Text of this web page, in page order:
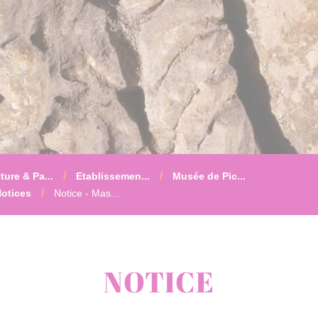
& Pa... Etablissemen...
Musée de Pic...
Notice - Mas...
NOTICE